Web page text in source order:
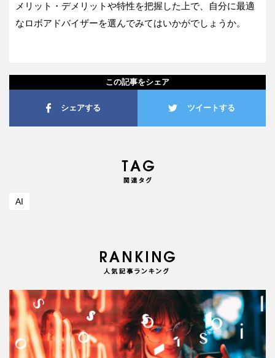
メリット・デメリットや特性を把握した上で、自分に最適
なロボアドバイザーを選んでみてはいかがでしょうか。
この記事をシェア
シェアする ツイートする
AI